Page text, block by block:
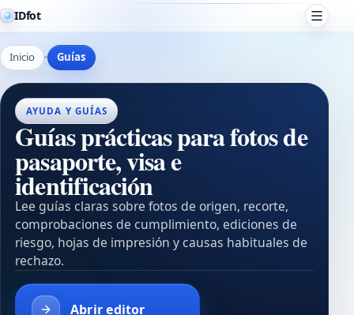
IDfot
Inicio Guías
AYUDA Y GUÍAS
Guías prácticas para fotos de
pasaporte, visa e
identificación
Lee guías claras sobre fotos de origen, recorte,
comprobaciones de cumplimiento, ediciones de
riesgo, hojas de impresión y causas habituales de
rechazo.
Abrir editor